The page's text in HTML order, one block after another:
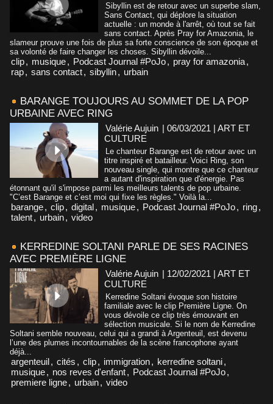
Sibyllin est de retour avec un superbe slam,
Sans Contact, qui déplore la situation
actuelle : un monde à l'arrêt, où tout se fait
sans contact. Après Pray for Amazonia, le
slameur prouve une fois de plus sa forte conscience de son époque et
sa volonté de faire changer les choses. Sibyllin dévoile...
clip, musique, Podcast Journal #PoJo, pray for amazonia,
rap, sans contact, sibyllin, urbain
BARANGE TOUJOURS AU SOMMET DE LA POP
URBAINE AVEC RING
Valérie Aujuin | 06/03/2021 | ART ET
CULTURE
Le chanteur Barange est de retour avec un
titre inspiré et batailleur. Voici Ring, son
nouveau single, qui montre que ce chanteur
a autant d'inspiration que d'énergie. Pas
étonnant qu'il s'impose parmi les meilleurs talents de pop urbaine.
"C’est Barange et c’est moi qui fixe les règles." Voilà la...
barange, clip, digital, musique, Podcast Journal #PoJo, ring,
talent, urbain, video
KERREDINE SOLTANI PARLE DE SES RACINES
AVEC PREMIÈRE LIGNE
Valérie Aujuin | 12/02/2021 | ART ET
CULTURE
Kerredine Soltani évoque son histoire
familiale avec le clip Première Ligne. On
vous dévoile ce clip très émouvant en
sélection musicale. Si le nom de Kerredine
Soltani semble nouveau, celui qui a grandi à Argenteuil, est devenu
l’une des plumes incontournables de la scène francophone ayant
déjà...
argenteuil, cités , clip, immigration, kerredine soltani,
musique, nos reves d'enfant, Podcast Journal #PoJo,
premiere ligne, urbain, video